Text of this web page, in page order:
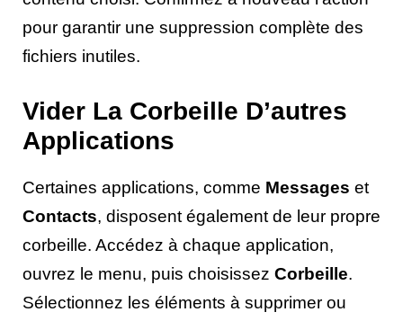
pour garantir une suppression complète des
fichiers inutiles.
Vider La Corbeille D’autres
Applications
Certaines applications, comme Messages et
Contacts, disposent également de leur propre
corbeille. Accédez à chaque application,
ouvrez le menu, puis choisissez Corbeille.
Sélectionnez les éléments à supprimer ou